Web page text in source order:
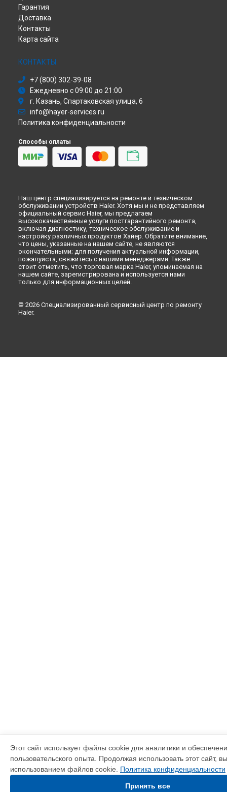
Гарантия
Доставка
Контакты
Карта сайта
КОНТАКТЫ
+7 (800) 302-39-08
Ежедневно с 09:00 до 21:00
г. Казань, Спартаковская улица, 6
info@hayer-services.ru
Политика конфиденциальности
Способы оплаты
Наш центр специализируется на ремонте и техническом
обслуживании устройств Haier. Хотя мы и не представляем
официальный сервис Haier, мы предлагаем
высококачественные услуги постгарантийного ремонта,
включая диагностику, техническое обслуживание и
настройку различных продуктов Хайер. Обратите внимание,
что цены, указанные на нашем сайте, не являются
окончательными; для получения актуальной информации,
пожалуйста, свяжитесь с нашими менеджерами. Также
стоит отметить, что торговая марка Haier, упоминаемая на
нашем сайте, зарегистрирована и используется нами
только для информационных целей.
© 2026 Специализированный сервисный центр по ремонту
Haier.
Этот сайт использует файлы cookie для аналитики и
пользовательского опыта. Продолжая использовать этот сайт,
использованием файлов cookie. Политика конфиденциальности
Принять все